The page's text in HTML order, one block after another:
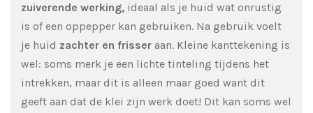
zuiverende werking, ideaal als je huid wat onrustig
is of een oppepper kan gebruiken. Na gebruik voelt
je huid zachter en frisser aan. Kleine kanttekening is
wel: soms merk je een lichte tinteling tijdens het
intrekken, maar dit is alleen maar goed want dit
geeft aan dat de klei zijn werk doet! Dit kan soms wel